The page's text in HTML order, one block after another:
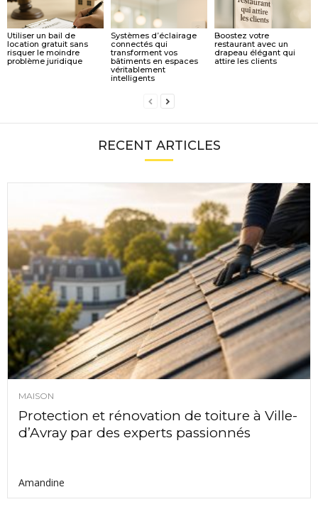
Utiliser un bail de
location gratuit sans
risquer le moindre
problème juridique
Systèmes d’éclairage
connectés qui
transforment vos
bâtiments en espaces
véritablement
intelligents
Boostez votre
restaurant avec un
drapeau élégant qui
attire les clients
RECENT ARTICLES
MAISON
Protection et rénovation de toiture à Ville-
d’Avray par des experts passionnés
Amandine